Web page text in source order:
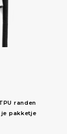
randen
je pakketje